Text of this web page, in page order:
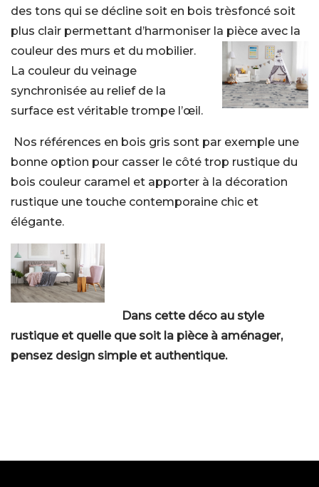
des tons qui se décline soit en bois trèsfoncé soit
plus clair permettant d’harmoniser la pièce avec la
couleur des murs et du mobilier.
La couleur du veinage
synchronisée au relief de la
surface est véritable trompe l’œil.
Nos références en bois gris sont par exemple une
bonne option pour casser le côté trop rustique du
bois couleur caramel et apporter à la décoration
rustique une touche contemporaine chic et
élégante.
Dans cette déco au style
rustique et quelle que soit la pièce à aménager,
pensez design simple et authentique.